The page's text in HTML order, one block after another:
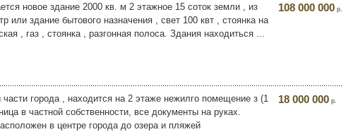
новое здание 2000 кв. м 2 этажное 15 соток земли , из
или здание бытового назначения , свет 100 квт , стоянка на
, газ , стоянка , разгонная полоса. Здания находиться ...
108 000 000 р.
части города , находится на 2 этаже нежилго помещение з (1
в частной собственности, все документы на руках.
в центре города до озера и пляжей
18 000 000 р.